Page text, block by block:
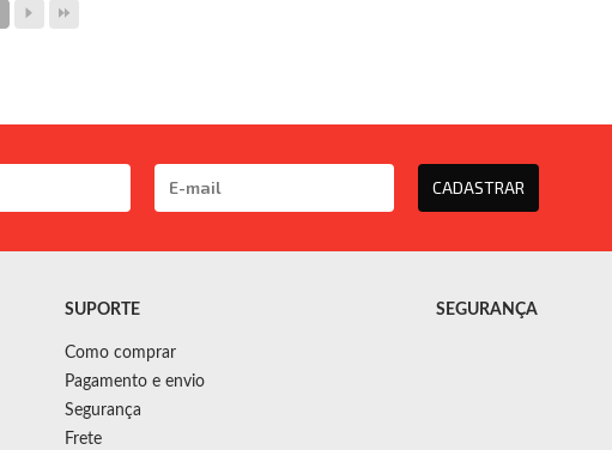
CADASTRAR
SUPORTE
Como comprar
Pagamento e envio
Segurança
Frete
SEGURANÇA